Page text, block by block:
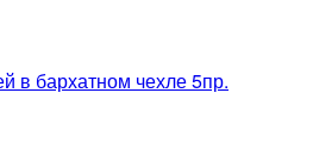
в бархатном чехле 5пр.